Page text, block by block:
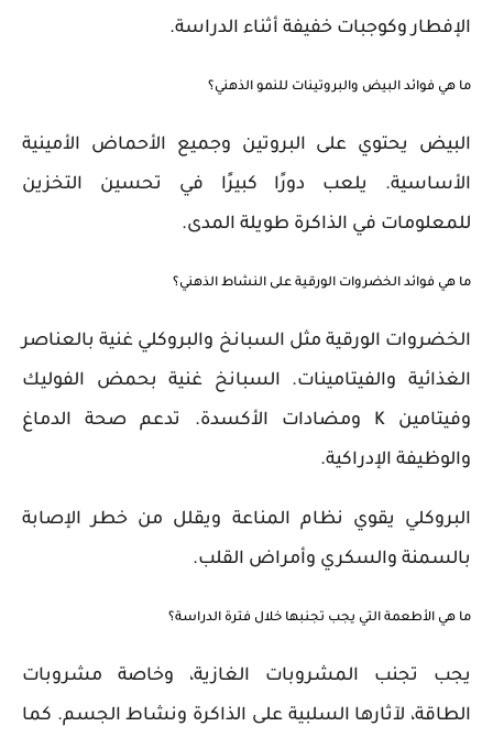
الإفطار وكوجبات خفيفة أثناء الدراسة.
ما هي فوائد البيض والبروتينات للنمو الذهني؟
البيض يحتوي على البروتين وجميع الأحماض الأمينية
الأساسية. يلعب دورًا كبيرًا في تحسين التخزين
للمعلومات في الذاكرة طويلة المدى.
ما هي فوائد الخضروات الورقية على النشاط الذهني؟
الخضروات الورقية مثل السبانخ والبروكلي غنية بالعناصر
الغذائية والفيتامينات. السبانخ غنية بحمض الفوليك
وفيتامين K ومضادات الأكسدة. تدعم صحة الدماغ
والوظيفة الإدراكية.
البروكلي يقوي نظام المناعة ويقلل من خطر الإصابة
بالسمنة والسكري وأمراض القلب.
ما هي الأطعمة التي يجب تجنبها خلال فترة الدراسة؟
يجب تجنب المشروبات الغازية، وخاصة مشروبات
الطاقة، لآثارها السلبية على الذاكرة ونشاط الجسم. كما